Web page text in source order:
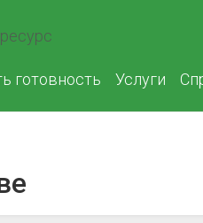
готовность Услуги